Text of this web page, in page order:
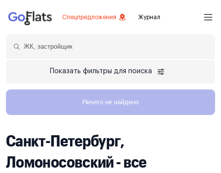
Спецпредложения Журнал
Показать фильтры для поиска
Ничего не найдено
Санкт-Петербург,
Ломоносовский - все